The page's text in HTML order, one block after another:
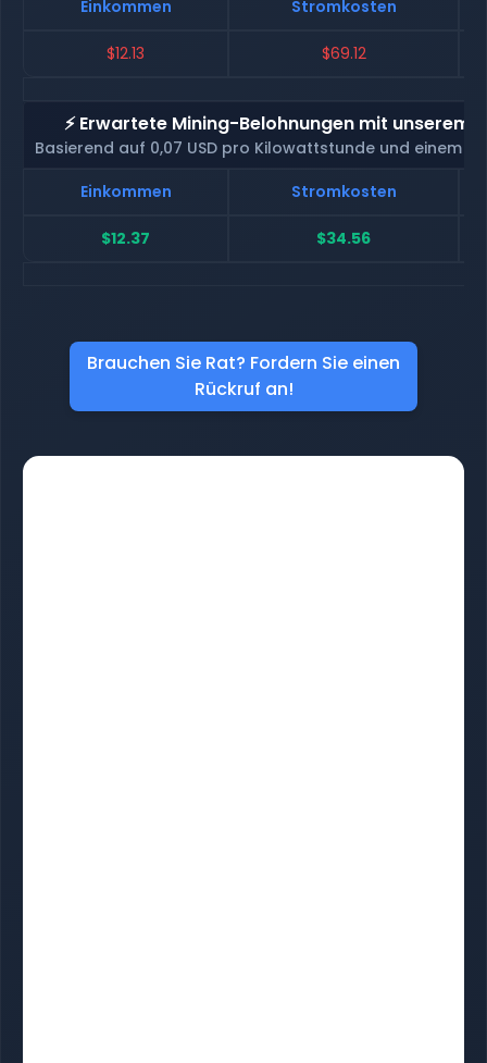
Einkommen
Stromkosten
$12.13 $69.12
⚡ Erwartete Mining-Belohnungen mit unserem
Basierend auf 0,07 USD pro Kilowattstunde und einem
Einkommen
Stromkosten
$12.37 $34.56
Brauchen Sie Rat? Fordern Sie einen
Rückruf an!